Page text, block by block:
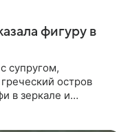
фигуру в
супругом,
остров
в зеркале и